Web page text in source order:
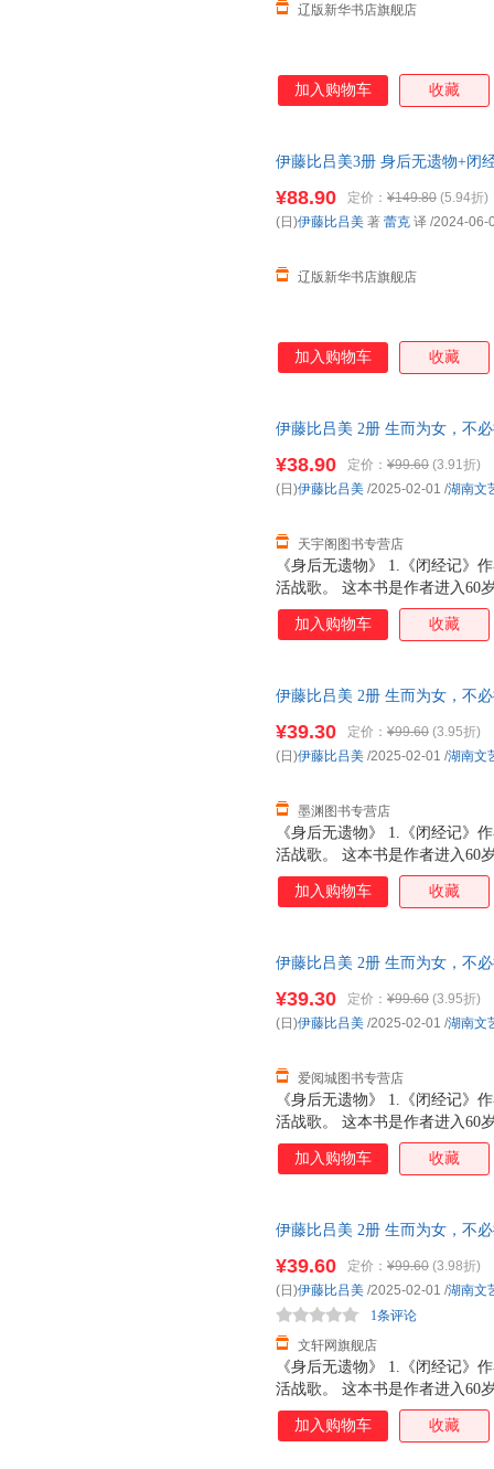
辽版新华书店旗舰店
加入购物车 收藏
伊藤比吕美3册 身后无遗物+闭
¥88.90 定价： ¥149.80 (5.94折)
辽版新华书店旗舰店
(日)伊藤比吕美 著 蕾克 译 /2024-06-
加入购物车 收藏
伊藤比吕美 2册 生而为女，不
《身后无遗物》 1.《闭经记》
活战歌。 这本书是作者进入60
的笔调，记录一个人面对的死
死，没办法。但我舍不得。若
孤独，但那其实也不是那么可
步步走进孤独，但她从未忘记
的灿烂人生。 4.日子有难过之
¥38.90 定价： ¥99.60 (3.91折)
天宇阁图书专营店
(日)伊藤比吕美 /2025-02-01 /湖南文
加入购物车 收藏
伊藤比吕美 2册 生而为女，不
服！
《身后无遗物》 1.《闭经记》
活战歌。 这本书是作者进入60
的笔调，记录一个人面对的死
死，没办法。但我舍不得。若
孤独，但那其实也不是那么可
步步走进孤独，但她从未忘记
的灿烂人生。 4.日子有难过之
¥39.30 定价： ¥99.60 (3.95折)
墨渊图书专营店
(日)伊藤比吕美 /2025-02-01 /湖南文
加入购物车 收藏
伊藤比吕美 2册 生而为女，不
优惠咨询在线客服！
《身后无遗物》 1.《闭经记》
活战歌。 这本书是作者进入60
的笔调，记录一个人面对的死
死，没办法。但我舍不得。若
孤独，但那其实也不是那么可
步步走进孤独，但她从未忘记
的灿烂人生。 4.日子有难过之
女儿长大离家、丈夫
¥39.30 定价： ¥99.60 (3.95折)
爱阅城图书专营店
(日)伊藤比吕美 /2025-02-01 /湖南文
加入购物车 收藏
伊藤比吕美 2册 生而为女，不
《身后无遗物》 1.《闭经记》
活战歌。 这本书是作者进入60
的笔调，记录一个人面对的死
死，没办法。但我舍不得。若
¥39.60 定价： ¥99.60 (3.98折)
文轩网旗舰店
1条评论
(日)伊藤比吕美 /2025-02-01 /湖南文
加入购物车 收藏